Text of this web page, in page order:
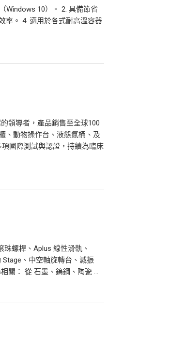
Windows 10）。 2. 具備節省
率。 4. 適用於各式耐高溫容器
領導者，產品銷售至全球100
、動物操作台、液態氮桶、及
國際測試與認證，持續為臨床
螺桿、Aplus 線性滑軌、
、中空軸旋轉台、減振
關： 從 石墨、鎢鋼、陶瓷 ...